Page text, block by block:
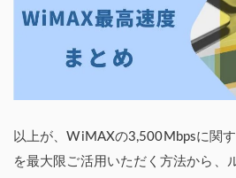
以上が、WiMAXの3,500Mbpsに関
を最大限ご活用いただく方法から、